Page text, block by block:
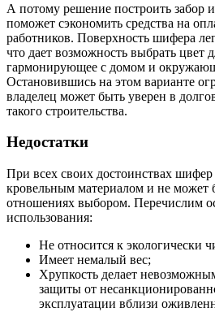
А потому решение построить забор
поможет сэкономить средства на
работников. Поверхность шифера
что дает возможность выбрать цвет
гармонирующее с домом и
Остановившись на этом варианте
владелец может быть уверен в
такого строительства.
Недостатки
При всех своих достоинствах шифер
кровельным материалом и не может
отношениях выбором. Перечислим
использования:
Не относится к экологически
Имеет немалый вес;
Хрупкость делает
защиты от
эксплуатации вблизи